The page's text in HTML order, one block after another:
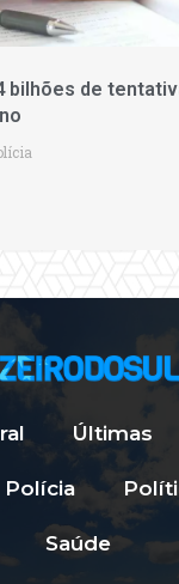
bilhões de
Últimas
Polícia
Saúde